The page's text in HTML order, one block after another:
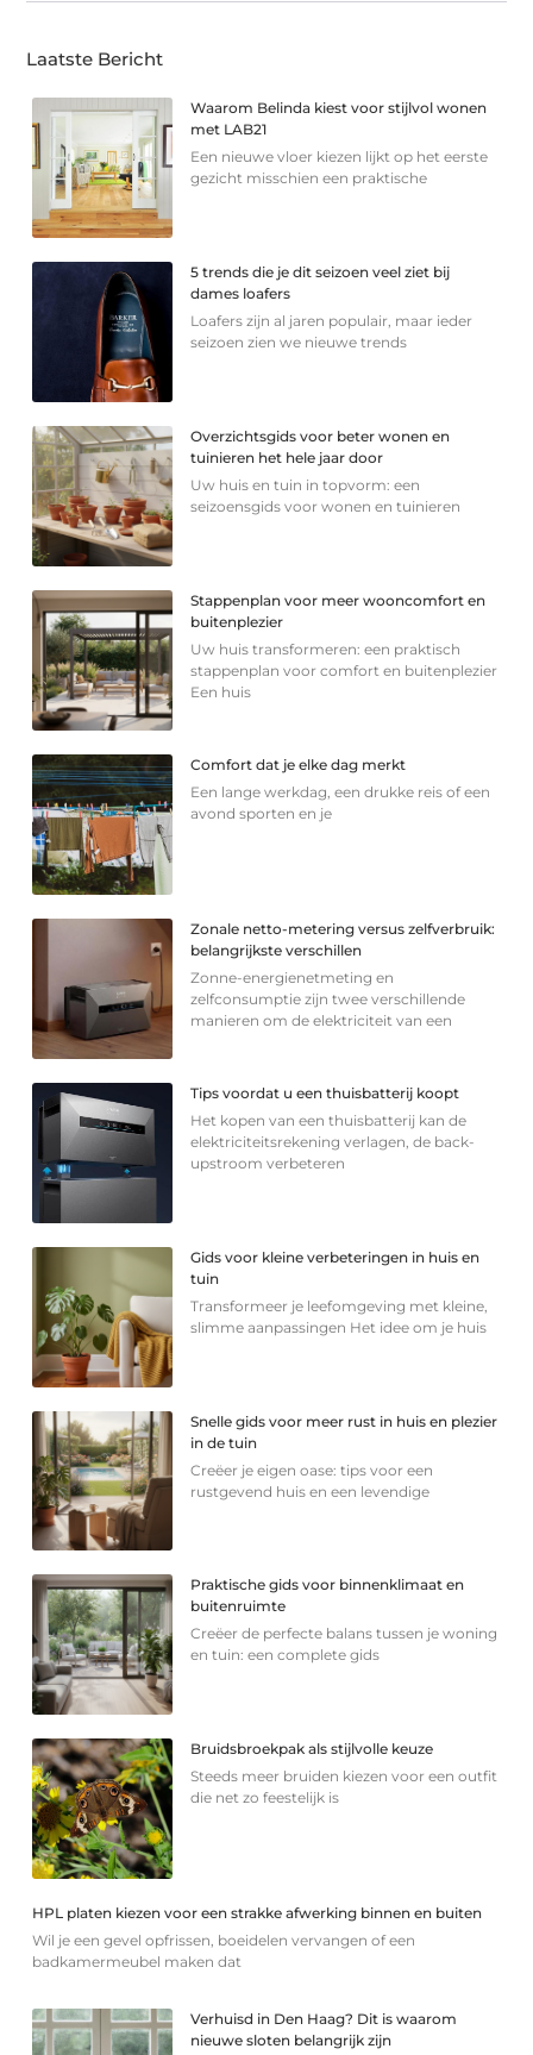
Laatste Bericht
Waarom Belinda kiest voor stijlvol wonen
met LAB21
Een nieuwe vloer kiezen lijkt op het eerste
gezicht misschien een praktische
5 trends die je dit seizoen veel ziet bij
dames loafers
Loafers zijn al jaren populair, maar ieder
seizoen zien we nieuwe trends
Overzichtsgids voor beter wonen en
tuinieren het hele jaar door
Uw huis en tuin in topvorm: een
seizoensgids voor wonen en tuinieren
Stappenplan voor meer wooncomfort en
buitenplezier
Uw huis transformeren: een praktisch
stappenplan voor comfort en buitenplezier
Een huis
Comfort dat je elke dag merkt
Een lange werkdag, een drukke reis of een
avond sporten en je
Zonale netto-metering versus zelfverbruik:
belangrijkste verschillen
Zonne-energienetmeting en
zelfconsumptie zijn twee verschillende
manieren om de elektriciteit van een
Tips voordat u een thuisbatterij koopt
Het kopen van een thuisbatterij kan de
elektriciteitsrekening verlagen, de back-
upstroom verbeteren
Gids voor kleine verbeteringen in huis en
tuin
Transformeer je leefomgeving met kleine,
slimme aanpassingen Het idee om je huis
Snelle gids voor meer rust in huis en plezier
in de tuin
Creëer je eigen oase: tips voor een
rustgevend huis en een levendige
Praktische gids voor binnenklimaat en
buitenruimte
Creëer de perfecte balans tussen je woning
en tuin: een complete gids
Bruidsbroekpak als stijlvolle keuze
Steeds meer bruiden kiezen voor een outfit
die net zo feestelijk is
HPL platen kiezen voor een strakke afwerking binnen en buiten
Wil je een gevel opfrissen, boeidelen vervangen of een
badkamermeubel maken dat
Verhuisd in Den Haag? Dit is waarom
nieuwe sloten belangrijk zijn